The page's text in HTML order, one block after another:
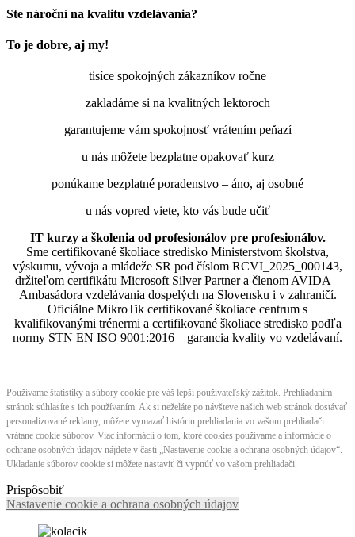
Ste nároční na kvalitu vzdelávania?
To je dobre, aj my!
tisíce spokojných zákazníkov ročne
zakladáme si na kvalitných lektoroch
garantujeme vám spokojnosť vrátením peňazí
u nás môžete bezplatne opakovať kurz
ponúkame bezplatné poradenstvo – áno, aj osobné
u nás vopred viete, kto vás bude učiť
IT kurzy a školenia od profesionálov pre profesionálov.
Sme certifikované školiace stredisko Ministerstvom školstva,
výskumu, vývoja a mládeže SR pod číslom RCVI_2025_000143,
držiteľom certifikátu Microsoft Silver Partner a členom AVIDA –
Ambasádora vzdelávania dospelých na Slovensku i v zahraničí.​​​​​​​​​​​​​​​​
Oficiálne MikroTik certifikované školiace centrum s
kvalifikovanými trénermi ​​​​​​​​​​a certifikované školiace stredisko podľa
normy STN EN ISO 9001:2016 – garancia kvality vo vzdelávaní.
Používame štatistiky a súbory cookie pre váš lepší používateľský zážitok. Prehliadaním
stránok súhlasíte s ich používaním. Ak si neželáte po návšteve našich web stránok dostávať
personalizované reklamy, môžete vymazať históriu prehliadania vo vašom prehliadači
vrátane cookie súborov. Viac informácií o tom, ktoré cookies používame a informácie o
ochrane osobných údajov nájdete v časti „Nastavenie cookie a ochrana osobných údajov“.
Ukladanie súborov cookie si môžete nastaviť či vypnúť vo vašom prehliadači.
Prispôsobiť
Nastavenie cookie a ochrana osobných údajov